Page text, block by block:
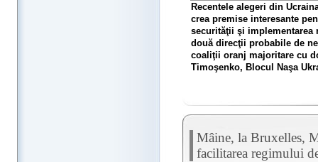
Recentele alegeri din
crea premise interesante
securităţii şi implementarea
două direcţii probabile de
coaliţii oranj majoritare cu
Timoşenko, Blocul Naşa
Mâine, la Bruxelles,
facilitarea regimului